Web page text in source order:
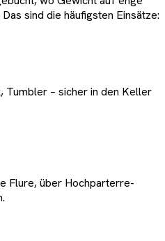
sind die häufigsten Einsätze:
Tumbler – sicher in den Keller
Flure, über Hochparterre-